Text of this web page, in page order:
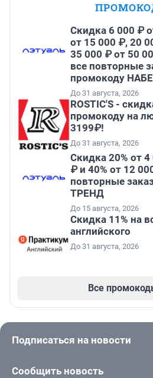
Скидка 6 000 ₽
от 15 000 ₽, 20
35 000 ₽ от 50
все повторные
промокоду
До 31 августа, 2026
ROSTIC'S -
промокоду на
3199₽!
До 31 августа, 2026
Скидка 20% от
₽ и 40% от 12
повторные
ТРЕНД
До 15 августа, 2026
Скидка 11% на
английского
До 31 августа, 2026
Все
Подписаться на новости
Сообщить новость